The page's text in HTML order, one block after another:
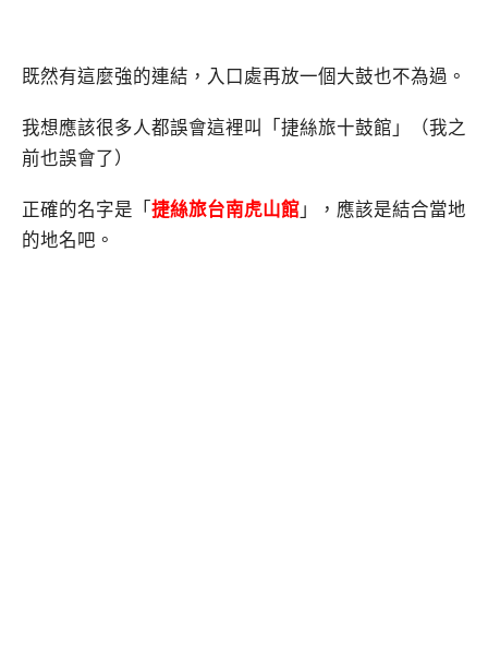
既然有這麼強的連結，入口處再放一個大鼓也不為過。
我想應該很多人都誤會這裡叫「捷絲旅十鼓館」（我之
前也誤會了）
正確的名字是「捷絲旅台南虎山館」，應該是結合當地
的地名吧。